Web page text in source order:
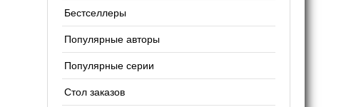
Бестселлеры
Популярные авторы
Популярные серии
Стол заказов